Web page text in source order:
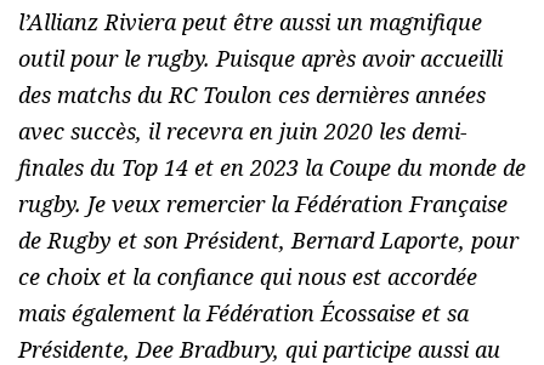
l’Allianz Riviera peut être aussi un magnifique
outil pour le rugby. Puisque après avoir accueilli
des matchs du RC Toulon ces dernières années
avec succès, il recevra en juin 2020 les demi-
finales du Top 14 et en 2023 la Coupe du monde de
rugby. Je veux remercier la Fédération Française
de Rugby et son Président, Bernard Laporte, pour
ce choix et la confiance qui nous est accordée
mais également la Fédération Écossaise et sa
Présidente, Dee Bradbury, qui participe aussi au